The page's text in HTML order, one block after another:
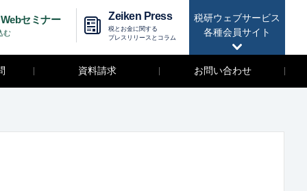
税研ウェブサービス
各種会員サイト
セミナー
む
Zeiken Press
税とお金に関する
プレスリリースとコラム
資料請求 お問い合わせ